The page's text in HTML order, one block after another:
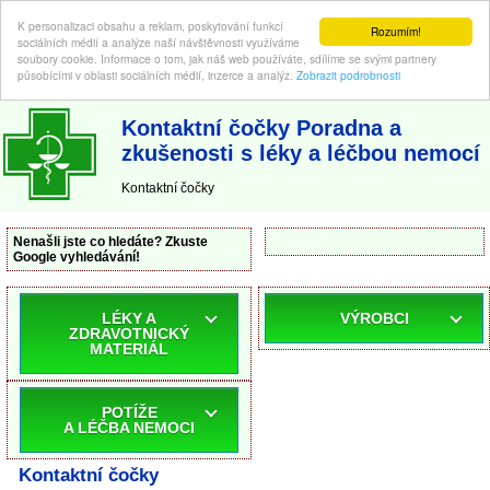
Rozumím!
K personalizaci obsahu a reklam, poskytování funkcí
sociálních médií a analýze naší návštěvnosti využíváme
soubory cookie. Informace o tom, jak náš web používáte, sdílíme se svými partnery
působícími v oblasti sociálních médií, inzerce a analýz. Zobrazit podrobnosti
ABC-LEKARNA.cz | Poradna a zkušenosti s léky a léčbou nemocí
Kontaktní čočky Poradna a
zkušenosti s léky a léčbou nemocí
Kontaktní čočky
Nenašli jste co hledáte? Zkuste
Google vyhledávání!
LÉKY A
ZDRAVOTNICKÝ
MATERIÁL
POTÍŽE
A LÉČBA NEMOCI
VÝROBCI
Kontaktní čočky